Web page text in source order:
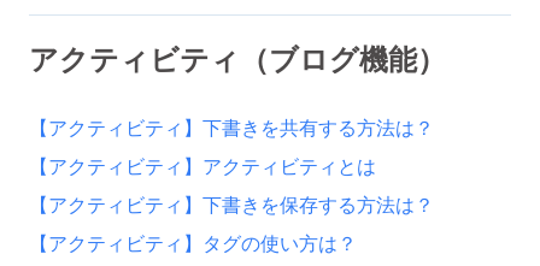
アクティビティ（ブログ機能）
【アクティビティ】下書きを共有する方法は？
【アクティビティ】アクティビティとは
【アクティビティ】下書きを保存する方法は？
【アクティビティ】タグの使い方は？